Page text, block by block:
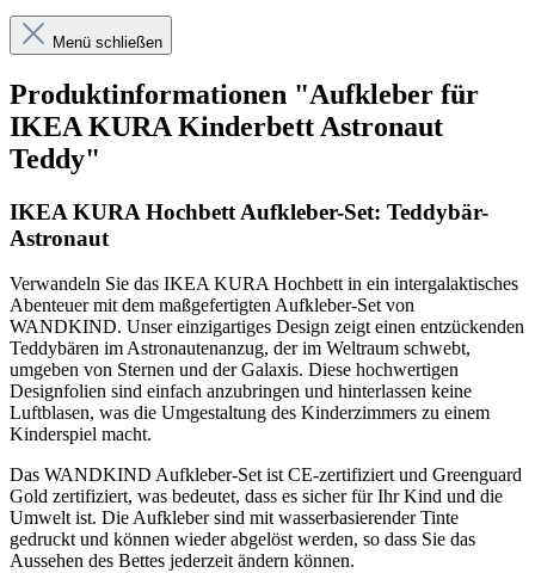
Menü schließen
Produktinformationen "Aufkleber für
IKEA KURA Kinderbett Astronaut
Teddy"
IKEA KURA Hochbett Aufkleber-Set: Teddybär-
Astronaut
Verwandeln Sie das IKEA KURA Hochbett in ein intergalaktisches
Abenteuer mit dem maßgefertigten Aufkleber-Set von
WANDKIND. Unser einzigartiges Design zeigt einen entzückenden
Teddybären im Astronautenanzug, der im Weltraum schwebt,
umgeben von Sternen und der Galaxis. Diese hochwertigen
Designfolien sind einfach anzubringen und hinterlassen keine
Luftblasen, was die Umgestaltung des Kinderzimmers zu einem
Kinderspiel macht.
Das WANDKIND Aufkleber-Set ist CE-zertifiziert und Greenguard
Gold zertifiziert, was bedeutet, dass es sicher für Ihr Kind und die
Umwelt ist. Die Aufkleber sind mit wasserbasierender Tinte
gedruckt und können wieder abgelöst werden, so dass Sie das
Aussehen des Bettes jederzeit ändern können.